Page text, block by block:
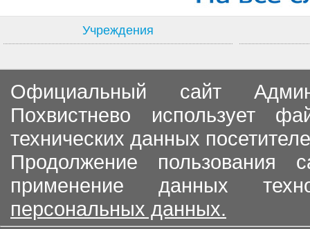
Учреждения
Официальный сайт
Похвистнево использует
технических данных
Продолжение пользования
применение данных
персональных данных.